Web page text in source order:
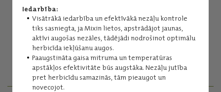
Iedarbība:
Visātrākā iedarbība un efektīvākā nezāļu kontrole
tiks sasniegta, ja Mixin lietos, apstrādājot jaunas,
aktīvi augošas nezāles, tādējādi nodrošinot optimālu
herbicīda iekļūšanu augos.
Paaugstināta gaisa mitruma un temperatūras
apstākļos efektivitāte būs augstāka. Nezāļu jutība
pret herbicīdu samazinās, tām pieaugot un
novecojot.
Inese Kuniga
Augu aizsardzības līdzekļi
(+371) 29254276
inese.kuniga@balticagrolv.com